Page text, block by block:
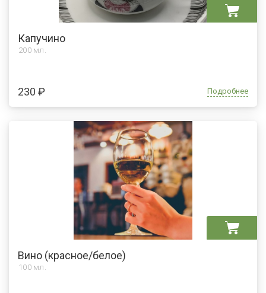
Капучино
200 мл.
230 ₽ Подробнее
Вино (красное/белое)
100 мл.